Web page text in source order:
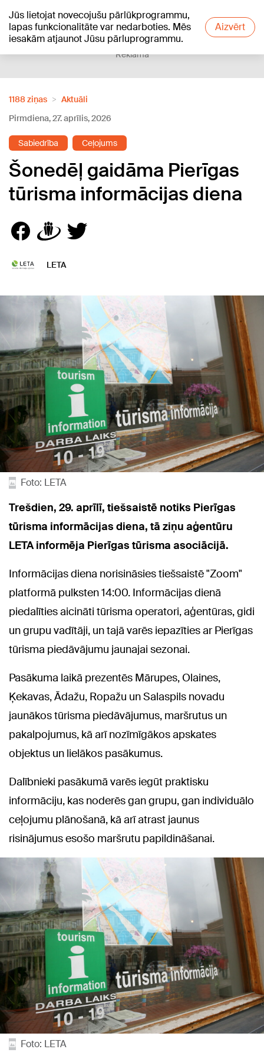
Jūs lietojat novecojušu pārlūkprogrammu,
lapas funkcionalitāte var nedarboties. Mēs
iesakām atjaunot Jūsu pārluprogrammu.
Aizvērt
+18°C
Reklāma
1188 ziņas
Aktuāli
Pirmdiena, 27. aprīlis, 2026
Sabiedrība Ceļojums
Šonedēļ gaidāma Pierīgas
tūrisma informācijas diena
LETA
Foto: LETA
Trešdien, 29. aprīlī, tiešsaistē notiks Pierīgas
tūrisma informācijas diena, tā ziņu aģentūru
LETA informēja Pierīgas tūrisma asociācijā.
Informācijas diena norisināsies tiešsaistē "Zoom"
platformā pulksten 14:00. Informācijas dienā
piedalīties aicināti tūrisma operatori, aģentūras, gidi
un grupu vadītāji, un tajā varēs iepazīties ar Pierīgas
tūrisma piedāvājumu jaunajai sezonai.
Pasākuma laikā prezentēs Mārupes, Olaines,
Ķekavas, Ādažu, Ropažu un Salaspils novadu
jaunākos tūrisma piedāvājumus, maršrutus un
pakalpojumus, kā arī nozīmīgākos apskates
objektus un lielākos pasākumus.
Dalībnieki pasākumā varēs iegūt praktisku
informāciju, kas noderēs gan grupu, gan individuālo
ceļojumu plānošanā, kā arī atrast jaunus
risinājumus esošo maršrutu papildināšanai.
Foto: LETA